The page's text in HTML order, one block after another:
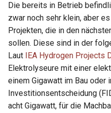
i
s
i
e
r
Die bereits in Betrieb
zwar noch sehr klein, aber
Projekten, die in den
sollen. Diese sind in der
Laut IEA Hydrogen Projects
Elektrolyseure mit einer
einem Gigawatt im Bau oder
Investitionsentscheidung
acht Gigawatt, für die